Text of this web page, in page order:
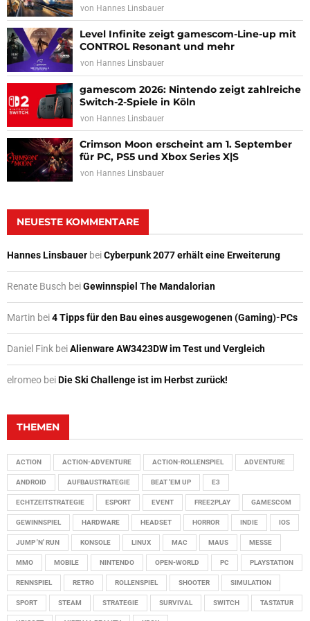
von Hannes Linsbauer
Level Infinite zeigt gamescom-Line-up mit
CONTROL Resonant und mehr
von Hannes Linsbauer
gamescom 2026: Nintendo zeigt zahlreiche
Switch-2-Spiele in Köln
von Hannes Linsbauer
Crimson Moon erscheint am 1. September
für PC, PS5 und Xbox Series X|S
von Hannes Linsbauer
NEUESTE KOMMENTARE
Hannes Linsbauer beiCyberpunk 2077 erhält eine Erweiterung
Renate Busch beiGewinnspiel The Mandalorian
Martin bei4 Tipps für den Bau eines ausgewogenen (Gaming)-PCs
Daniel Fink beiAlienware AW3423DW im Test und Vergleich
elromeo beiDie Ski Challenge ist im Herbst zurück!
THEMEN
ACTION ACTION-ADVENTURE ACTION-ROLLENSPIEL ADVENTURE
ANDROID AUFBAUSTRATEGIE BEAT 'EM UP E3
ECHTZEITSTRATEGIE ESPORT EVENT FREE2PLAY GAMESCOM
GEWINNSPIEL HARDWARE HEADSET HORROR INDIE IOS
JUMP 'N' RUN KONSOLE LINUX MAC MAUS MESSE
MMO MOBILE NINTENDO OPEN-WORLD PC PLAYSTATION
RENNSPIEL RETRO ROLLENSPIEL SHOOTER SIMULATION
SPORT STEAM STRATEGIE SURVIVAL SWITCH TASTATUR